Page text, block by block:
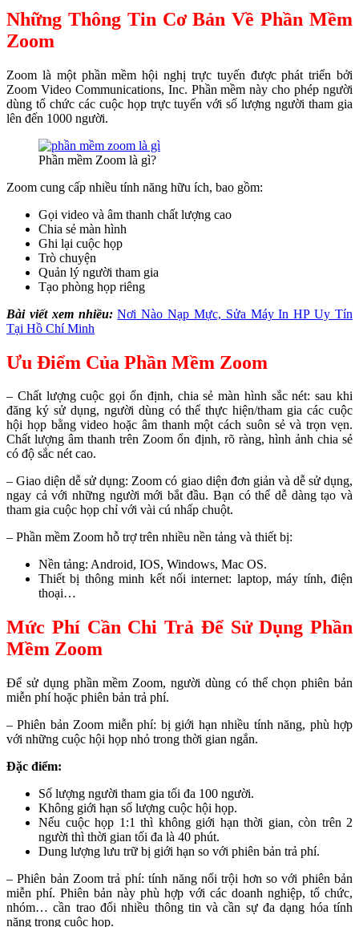
Những Thông Tin Cơ Bản Về Phần Mềm
Zoom
Zoom là một phần mềm hội nghị trực tuyến được phát triển bởi
Zoom Video Communications, Inc. Phần mềm này cho phép người
dùng tổ chức các cuộc họp trực tuyến với số lượng người tham gia
lên đến 1000 người.
Phần mềm Zoom là gì?
Zoom cung cấp nhiều tính năng hữu ích, bao gồm:
Gọi video và âm thanh chất lượng cao
Chia sẻ màn hình
Ghi lại cuộc họp
Trò chuyện
Quản lý người tham gia
Tạo phòng họp riêng
Bài viết xem nhiều: Nơi Nào Nạp Mực, Sửa Máy In HP Uy Tín
Tại Hồ Chí Minh
Ưu Điểm Của Phần Mềm Zoom
– Chất lượng cuộc gọi ổn định, chia sẻ màn hình sắc nét: sau khi
đăng ký sử dụng, người dùng có thể thực hiện/tham gia các cuộc
hội họp bằng video hoặc âm thanh một cách suôn sẻ và trọn vẹn.
Chất lượng âm thanh trên Zoom ổn định, rõ ràng, hình ảnh chia sẻ
có độ sắc nét cao.
– Giao diện dễ sử dụng: Zoom có giao diện đơn giản và dễ sử dụng,
ngay cả với những người mới bắt đầu. Bạn có thể dễ dàng tạo và
tham gia cuộc họp chỉ với vài cú nhấp chuột.
– Phần mềm Zoom hỗ trợ trên nhiều nền tảng và thiết bị:
Nền tảng: Android, IOS, Windows, Mac OS.
Thiết bị thông minh kết nối internet: laptop, máy tính, điện
thoại…
Mức Phí Cần Chi Trả Để Sử Dụng Phần
Mềm Zoom
Để sử dụng phần mềm Zoom, người dùng có thể chọn phiên bản
miễn phí hoặc phiên bản trả phí.
– Phiên bản Zoom miễn phí: bị giới hạn nhiều tính năng, phù hợp
với những cuộc hội họp nhỏ trong thời gian ngắn.
Đặc điểm:
Số lượng người tham gia tối đa 100 người.
Không giới hạn số lượng cuộc hội họp.
Nếu cuộc họp 1:1 thì không giới hạn thời gian, còn trên 2
người thì thời gian tối đa là 40 phút.
Dung lượng lưu trữ bị giới hạn so với phiên bản trả phí.
– Phiên bản Zoom trả phí: tính năng nổi trội hơn so với phiên bản
miễn phí. Phiên bản này phù hợp với các doanh nghiệp, tổ chức,
nhóm… cần trao đổi nhiều thông tin và cần sự đa dạng hóa tính
năng trong cuộc họp.